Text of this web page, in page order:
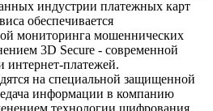
индустрии платежных карт
обеспечивается
мониторинга мошеннических
3D Secure - современной
интернет-платежей.
на специальной защищенной
информации в компанию
технологии шифрования